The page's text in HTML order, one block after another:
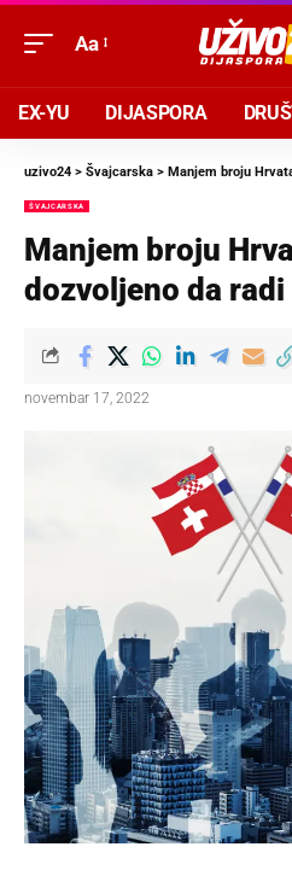
Aa
EX-YU DIJASPORA
uzivo24 > Švajcarska > Manjem broju
ŠVAJCARSKA
Manjem broju
dozvoljeno da
novembar 17, 2022